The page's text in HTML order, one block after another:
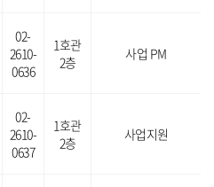
02-
2610-
0636
1호관
2층
사업 PM
02-
2610-
0637
1호관
2층
사업지원